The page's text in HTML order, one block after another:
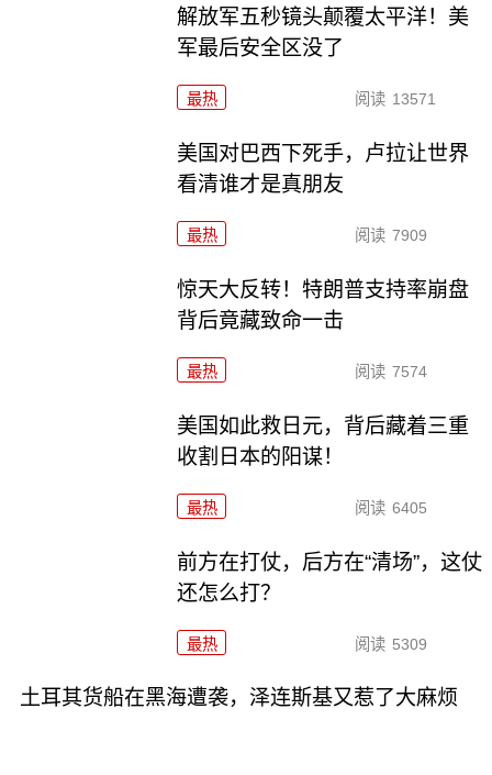
解放军五秒镜头颠覆太平洋！美
军最后安全区没了
最热 阅读 13571
美国对巴西下死手，卢拉让世界
看清谁才是真朋友
最热 阅读 7909
惊天大反转！特朗普支持率崩盘
背后竟藏致命一击
最热 阅读 7574
美国如此救日元，背后藏着三重
收割日本的阳谋！
最热 阅读 6405
前方在打仗，后方在“清场”，这仗
还怎么打？
最热 阅读 5309
土耳其货船在黑海遭袭，泽连斯基又惹了大麻烦